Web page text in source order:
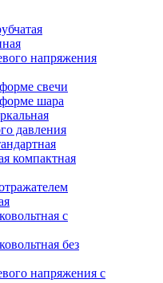
напряжения
свечи
шара
давления
компактная
с
без
напряжения с